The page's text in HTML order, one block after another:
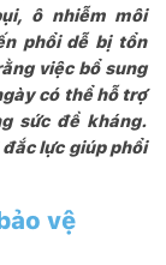
ô nhiễm môi
phổi dễ bị tổn
việc bổ sung
có thể hỗ trợ
sức đề kháng.
lực giúp phổi
vệ